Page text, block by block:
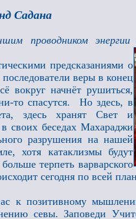
Садана
проводником
предсказаниями о
веры в конец
вокруг начнёт рушиться,
то спасутся. Но здесь, в
здесь хранят Свет и
своих беседах Махараджи
разрушения на нашей
хотя катаклизмы будут
терпеть варварского
сегодня по всей
к позитивному
севы. Заповеди